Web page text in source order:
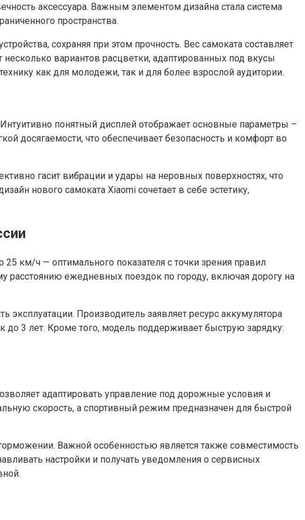
аксессуара. Важным элементом дизайна стала система
пространства.
сохраняя при этом прочность. Вес самоката составляет
вариантов расцветки, адаптированных под вкусы
как для молодежи, так и для более взрослой аудитории.
понятный дисплей отображает основные параметры –
досягаемости, что обеспечивает безопасность и комфорт во
гасит вибрации и удары на неровных поверхностях, что
нового самоката Xiaomi сочетает в себе эстетику,
км/ч — оптимального показателя с точки зрения правил
расстоянию ежедневных поездок по городу, включая дорогу на
Производитель заявляет ресурс аккумулятора
до 3 лет. Кроме того, модель поддерживает быструю зарядку:
адаптировать управление под дорожные условия и
скорость, а спортивный режим предназначен для быстрой
Важной особенностью является также совместимость
настройки и получать уведомления о сервисных